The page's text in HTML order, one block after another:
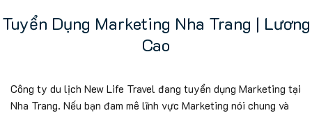
Tuyển Dụng Marketing Nha Trang | Lương
Cao
Công ty du lịch New Life Travel đang tuyển dụng Marketing tại
Nha Trang. Nếu bạn đam mê lĩnh vực Marketing nói chung và